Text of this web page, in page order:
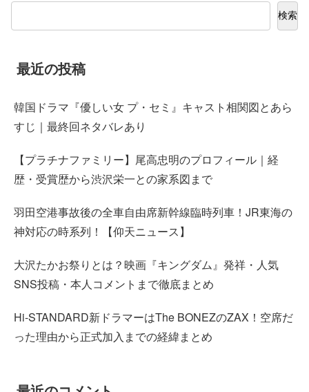
検索
最近の投稿
韓国ドラマ『優しい女 プ・セミ』キャスト相関図とあら
すじ｜最終回ネタバレあり
【プラチナファミリー】尾高忠明のプロフィール｜経
歴・受賞歴から渋沢栄一との家系図まで
羽田空港事故後の全車自由席新幹線臨時列車！JR東海の
神対応の時系列！【仰天ニュース】
大沢たかお祭りとは？映画『キングダム』発祥・人気
SNS投稿・本人コメントまで徹底まとめ
Hi-STANDARD新ドラマーはThe BONEZのZAX！空席だ
った理由から正式加入までの経緯まとめ